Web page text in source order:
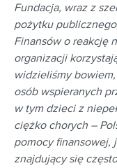
Fundacja, wraz z
pożytku
Finansów o reakcję
organizacji
widzieliśmy
osób wspieranych
w tym dzieci z
ciężko chorych –
pomocy finansowej,
znajdujący się